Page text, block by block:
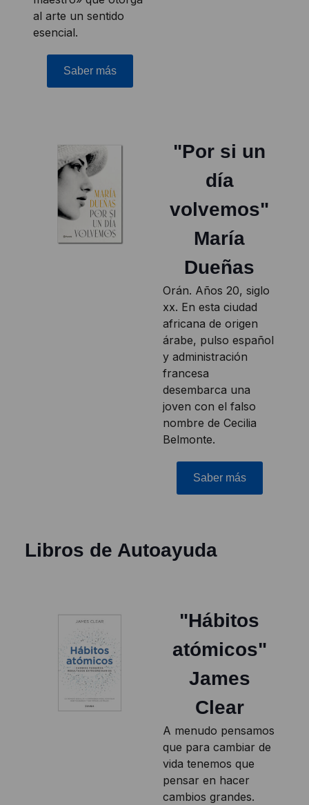
al arte un sentido
esencial.
Saber más
"Por si un
día
volvemos"
María
Dueñas
Orán. Años 20, siglo
xx. En esta ciudad
africana de origen
árabe, pulso español
y administración
francesa
desembarca una
joven con el falso
nombre de Cecilia
Belmonte.
Saber más
Libros de Autoayuda
"Hábitos
atómicos"
James
Clear
A menudo pensamos
que para cambiar de
vida tenemos que
pensar en hacer
cambios grandes.